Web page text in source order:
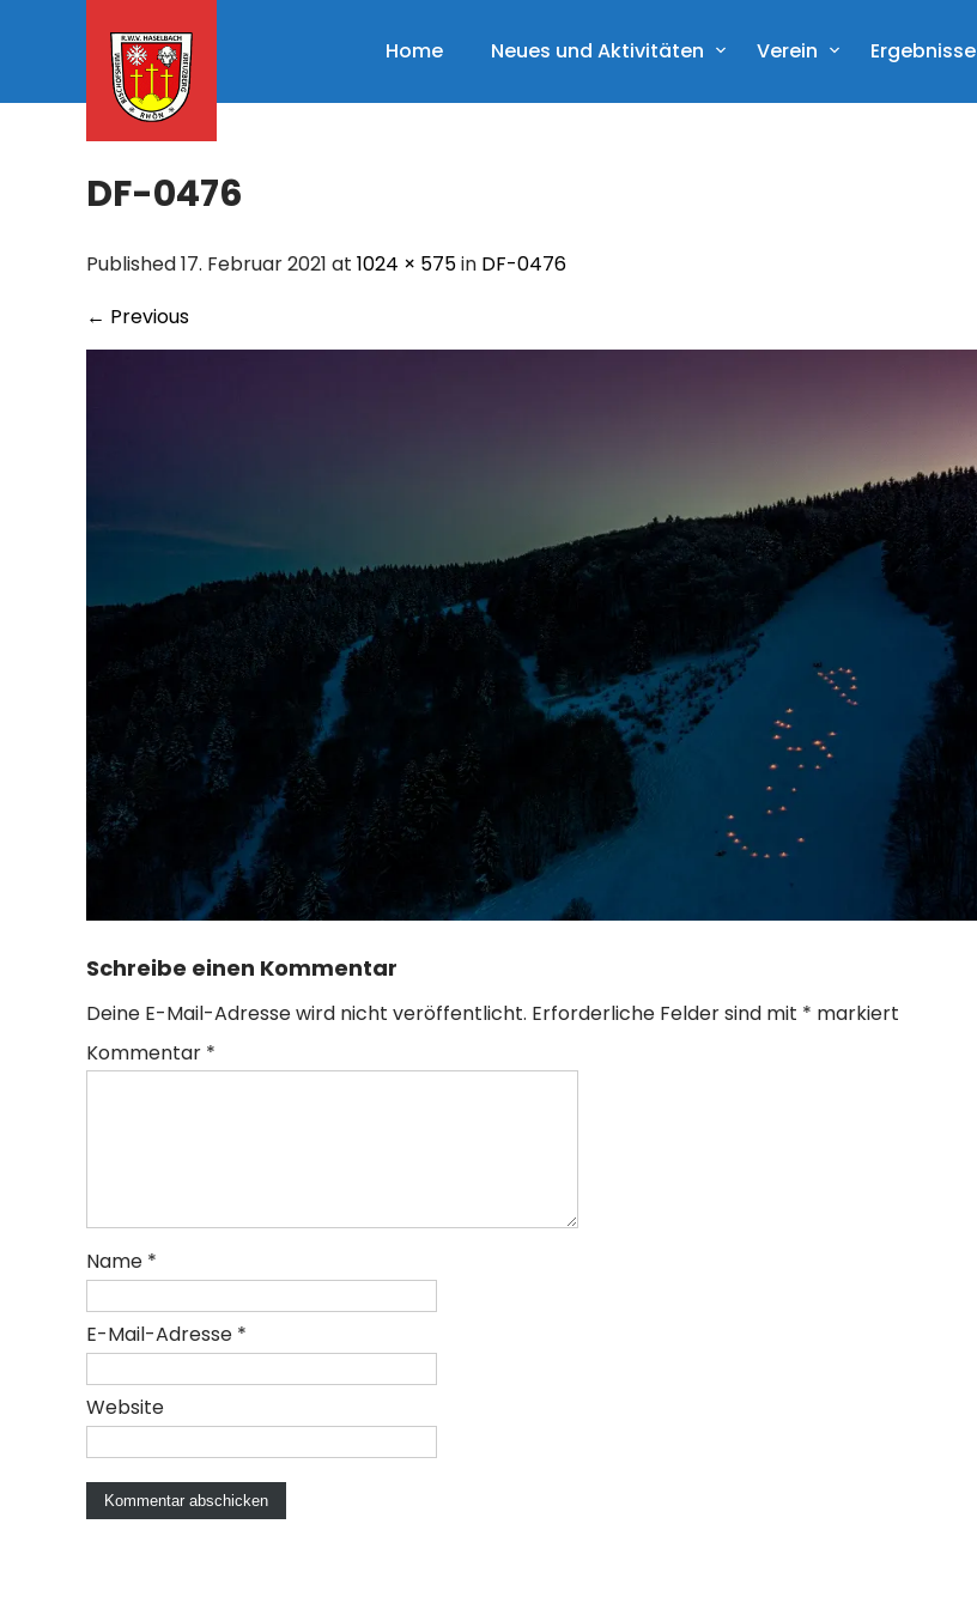
Home Neues und Aktivitäten Verein Ergebnisse
DF-0476
Published 17. Februar 2021 at 1024 × 575in DF-0476
← Previous
Schreibe einen Kommentar
Deine E-Mail-Adresse wird nicht veröffentlicht. Erforderliche Felder sind mit * markiert
Kommentar *
Name *
E-Mail-Adresse *
Website